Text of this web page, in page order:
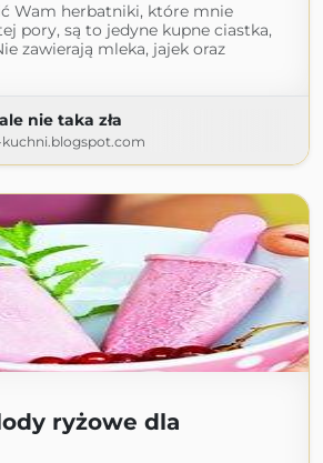
Wam herbatniki, które mnie
pory, są to jedyne kupne ciastka,
zawierają mleka, jajek oraz
nie taka zła
ryżowe dla